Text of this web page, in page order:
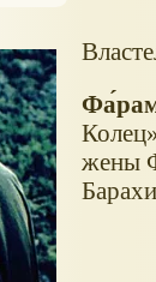
Колец
жены